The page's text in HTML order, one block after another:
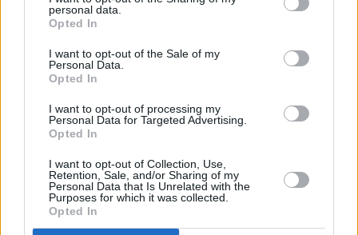
personal data.
Opted In
I want to opt-out of the Sale of my
Personal Data.
Opted In
I want to opt-out of processing my
Personal Data for Targeted Advertising.
Opted In
I want to opt-out of Collection, Use,
Retention, Sale, and/or Sharing of my
Personal Data that Is Unrelated with the
Purposes for which it was collected.
Opted In
In A13 con quasi 50 chili di marijuana: arrestato
corriere della droga dalla Polizia...
8 Agosto 2026
Bologna, la Polizia di Stato arresta a bordo del
treno un truffatore con 40.000...
8 Agosto 2026
Cultura, svolta in Emilia-Romagna: arriva la
nuova legge quadro
8 Agosto 2026